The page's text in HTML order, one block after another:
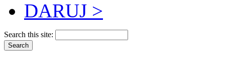
DARUJ >
Search this site: